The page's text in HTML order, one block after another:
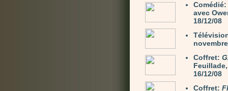
Comédié:
avec
18/12/08
Coffret:
16/12/08
Coffret: